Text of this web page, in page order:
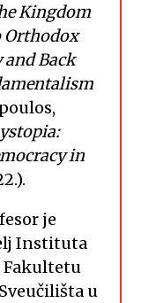
Kingdom
Orthodox
Back
in
je
Instituta
Fakultetu
u